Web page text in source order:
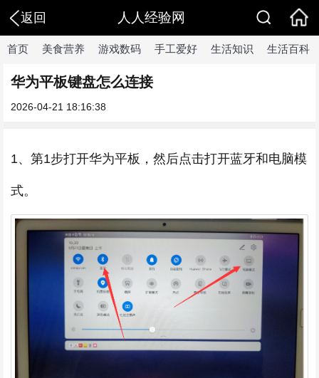
返回 人人经验网
首页 美食营养 游戏数码 手工爱好 生活知识 生活百科
华为平板键盘怎么连接
2026-04-21 18:16:38
1、第1步打开华为平板，然后点击打开蓝牙和电脑模
式。